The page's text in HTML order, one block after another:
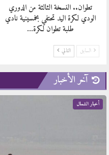
تطوان.. النسخة الثالثة من الدوري
الودي لكرة اليد تحتفي بخمسينية نادي
طلبة تطوان لكرة…
السابق التالي
آخر الأخبار
أخبار الشمال